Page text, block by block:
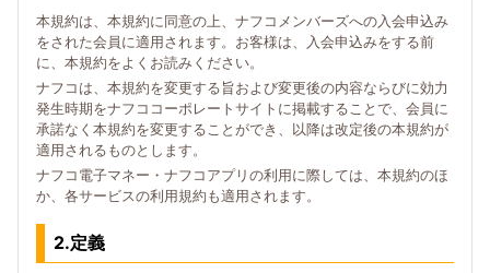
本規約は、本規約に同意の上、ナフコメンバーズへの入会申込み
をされた会員に適用されます。お客様は、入会申込みをする前
に、本規約をよくお読みください。
ナフコは、本規約を変更する旨および変更後の内容ならびに効力
発生時期をナフココーポレートサイトに掲載することで、会員に
承諾なく本規約を変更することができ、以降は改定後の本規約が
適用されるものとします。
ナフコ電子マネー・ナフコアプリの利用に際しては、本規約のほ
か、各サービスの利用規約も適用されます。
2.定義